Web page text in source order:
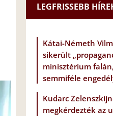
LEGFRISSEBB
Kátai-Németh
sikerült
minisztérium
semmiféle
Kudarc
megkérdezték az